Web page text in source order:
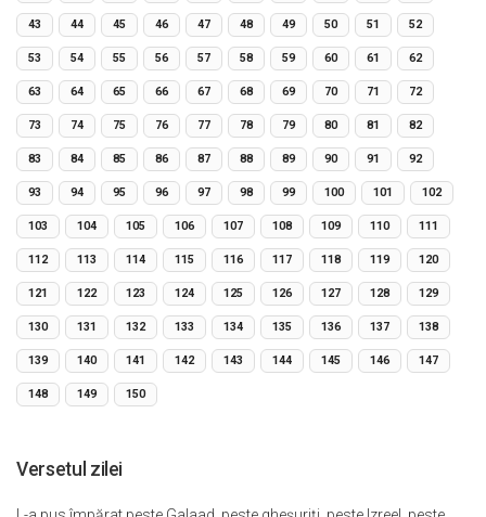
43 44 45 46 47 48 49 50 51 52
53 54 55 56 57 58 59 60 61 62
63 64 65 66 67 68 69 70 71 72
73 74 75 76 77 78 79 80 81 82
83 84 85 86 87 88 89 90 91 92
93 94 95 96 97 98 99 100 101 102
103 104 105 106 107 108 109 110 111
112 113 114 115 116 117 118 119 120
121 122 123 124 125 126 127 128 129
130 131 132 133 134 135 136 137 138
139 140 141 142 143 144 145 146 147
148 149 150
Versetul zilei